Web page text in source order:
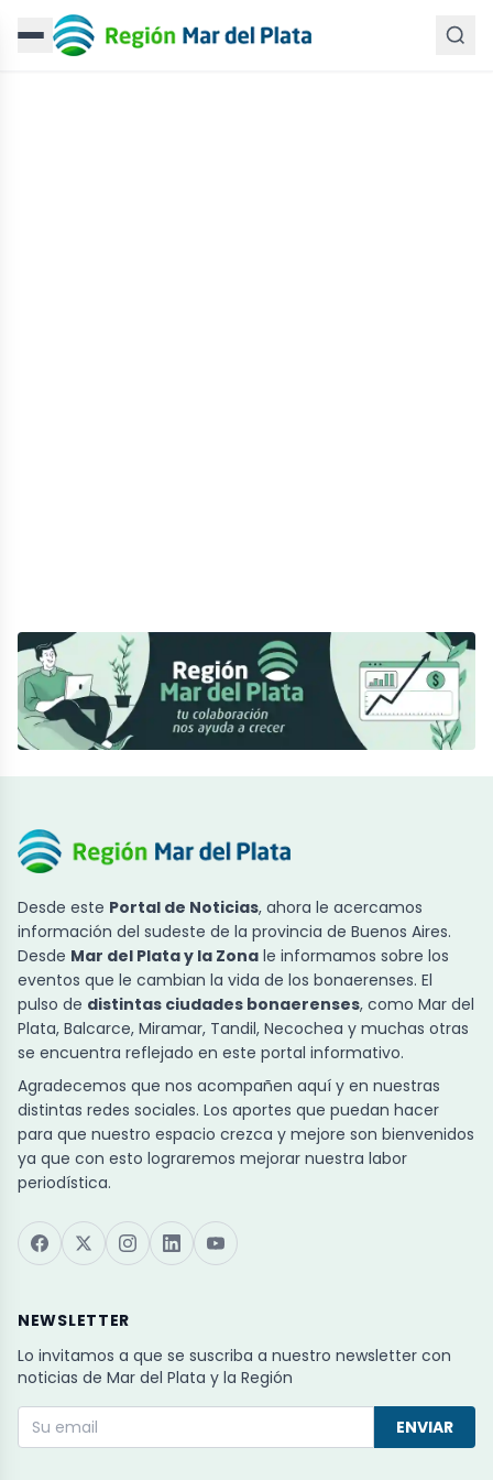
Desde este Portal de Noticias, ahora le acercamos
información del sudeste de la provincia de Buenos Aires.
Desde Mar del Plata y la Zona le informamos sobre los
eventos que le cambian la vida de los bonaerenses. El
pulso de distintas ciudades bonaerenses, como Mar del
Plata, Balcarce, Miramar, Tandil, Necochea y muchas otras
se encuentra reflejado en este portal informativo.
Agradecemos que nos acompañen aquí y en nuestras
distintas redes sociales. Los aportes que puedan hacer
para que nuestro espacio crezca y mejore son bienvenidos
ya que con esto lograremos mejorar nuestra labor
periodística.
NEWSLETTER
Lo invitamos a que se suscriba a nuestro newsletter con
noticias de Mar del Plata y la Región
ENVIAR